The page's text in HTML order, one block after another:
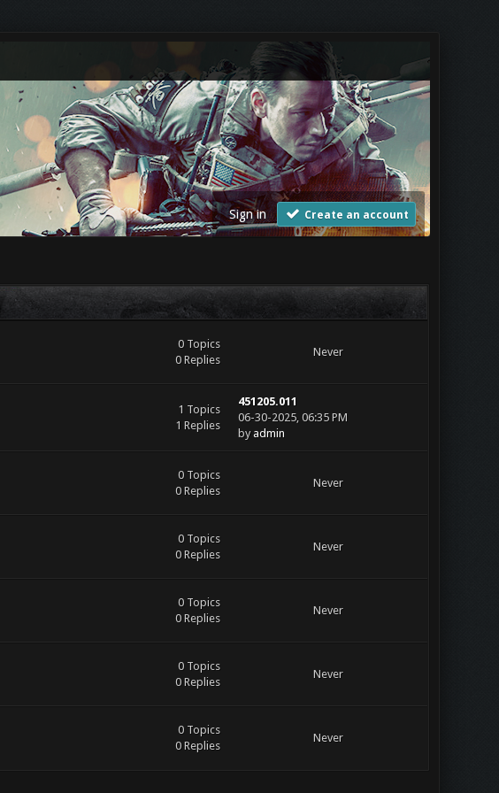
Sign in Create an account
0 Topics
0 Replies
Never
1 Topics
1 Replies
451205.011
06-30-2025, 06:35 PM
byadmin
0 Topics
0 Replies
Never
0 Topics
0 Replies
Never
0 Topics
0 Replies
Never
0 Topics
0 Replies
Never
0 Topics
0 Replies
Never